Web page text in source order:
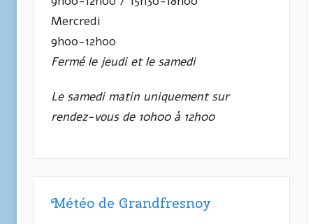
Mercredi
9h00-12h00
Fermé le jeudi et le samedi
Le samedi matin uniquement sur
rendez-vous de 10h00 à 12h00
Météo de Grandfresnoy